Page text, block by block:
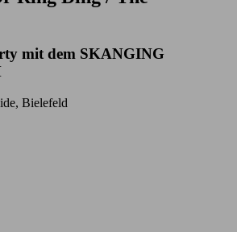
mit dem SKANGING
Bielefeld